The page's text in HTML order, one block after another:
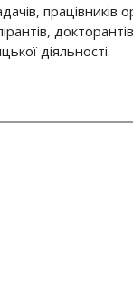
працівників
діяльності.